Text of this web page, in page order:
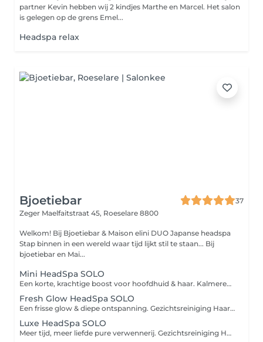
partner Kevin hebben wij 2 kindjes Marthe en Marcel. Het salon
is gelegen op de grens Emel...
Headspa relax
Bjoetiebar
37
Zeger Maelfaitstraat 45, Roeselare 8800
Welkom! Bij Bjoetiebar & Maison elini DUO Japanse headspa
Stap binnen in een wereld waar tijd lijkt stil te staan... Bij
bjoetiebar en Mai...
Mini HeadSpa SOLO
Een korte, krachtige boost voor hoofdhuid & haar. Kalmerende hoofdmassage Haarwas met aangepaste shampoo Verzorgend haarmasker
Fresh Glow HeadSpa SOLO
Een frisse glow & diepe ontspanning. Gezichtsreiniging Haarspoeling & scalpverzorging Olie-massage voor nek & gezicht Koude stenen op het gezicht Afwerking met balsem & dagcrème
Luxe HeadSpa SOLO
Meer tijd, meer liefde pure verwennerij. Gezichtsreiniging Haarspoeling & scalpverzorging Olie-massage voor nek & gezicht Koude stenen op het gezicht Aromatherapie Uitgebreide nek- & schoudermassage Haarmasker met extra verzorging Afwerking met balsem & dagcrème